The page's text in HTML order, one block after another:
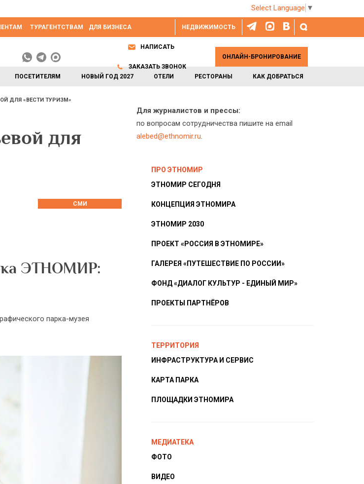
Select Language ▼
НЕДВИЖИМОСТЬ
ТУРАГЕНТСТВАМ ДЛЯ БИЗНЕСА
ПОСЕТИТЕЛЯМ НОВЫЙ ГОД 2027 ОТЕЛИ РЕСТОРАНЫ КАК ДОБРАТЬСЯ
НАПИСАТЬ
ЗАКАЗАТЬ ЗВОНОК
ОНЛАЙН-БРОНИРОВАНИЕ
ДЛЯ «ВЕСТИ ТУРИЗМ»
для
СМИ
ЭТНОМИР:
парка-музея
Для журналистов и прессы:
по вопросам сотрудничества пишите на email
alebed@ethnomir.ru.
ПРО ЭТНОМИР
ЭТНОМИР СЕГОДНЯ
КОНЦЕПЦИЯ ЭТНОМИРА
ЭТНОМИР 2030
ПРОЕКТ «РОССИЯ В ЭТНОМИРЕ»
ГАЛЕРЕЯ «ПУТЕШЕСТВИЕ ПО РОССИИ»
ФОНД «ДИАЛОГ КУЛЬТУР - ЕДИНЫЙ МИР»
ПРОЕКТЫ ПАРТНЁРОВ
ТЕРРИТОРИЯ
ИНФРАСТРУКТУРА И СЕРВИС
КАРТА ПАРКА
ПЛОЩАДКИ ЭТНОМИРА
МЕДИАТЕКА
ФОТО
ВИДЕО